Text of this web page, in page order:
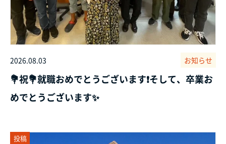
2026.08.03 お知らせ
💐祝💐就職おめでとうございます❗そして、卒業お
めでとうございます✨
投稿